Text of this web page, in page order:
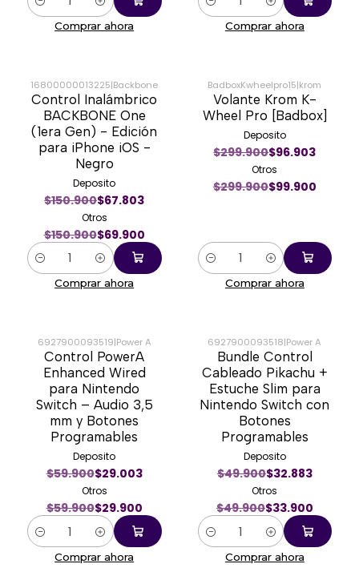
Cantidad
Comprar ahora
Cantidad
Comprar ahora
-54%
16800000013225|Backbone
Control Inalámbrico
BACKBONE One
(1era Gen) - Edición
para iPhone iOS -
Negro
Deposito
$150.900$67.803
Otros
$150.900$69.900
Cantidad
Comprar ahora
-67%
BadboxKwheelpro15|krom
Volante Krom K-
Wheel Pro [Badbox]
Deposito
$299.900$96.903
Otros
$299.900$99.900
Cantidad
Comprar ahora
-50%
6927900093519|Power A
Control PowerA
Enhanced Wired
para Nintendo
Switch – Audio 3,5
mm y Botones
Programables
Deposito
$59.900$29.003
Otros
$59.900$29.900
Cantidad
Comprar ahora
-32%
6927900093518|Power A
Bundle Control
Cableado Pikachu +
Estuche Slim para
Nintendo Switch con
Botones
Programables
Deposito
$49.900$32.883
Otros
$49.900$33.900
Cantidad
Comprar ahora